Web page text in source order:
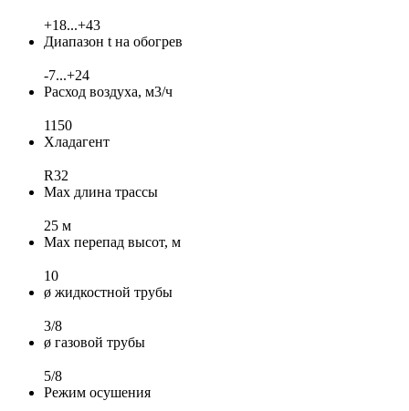
+18...+43
Диапазон t на обогрев
-7...+24
Расход воздуха, м3/ч
1150
Хладагент
R32
Max длина трассы
25 м
Max перепад высот, м
10
ø жидкостной трубы
3/8
ø газовой трубы
5/8
Режим осушения